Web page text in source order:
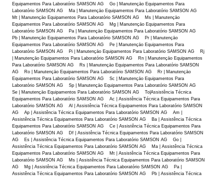
Equipamentos Para Laboratório SAMSON AG Go | Manutençāo Equipamentos Para
Laboratório SAMSON AG Ma | Manutençāo Equipamentos Para Laboratório SAMSON AG
Mt | Manutençāo Equipamentos Para Laboratório SAMSON AG Ms | Manutençāo
Equipamentos Para Laboratório SAMSON AG Mg | Manutençāo Equipamentos Para
Laboratório SAMSON AG Pa | Manutençāo Equipamentos Para Laboratório SAMSON AG
Pb | Manutençāo Equipamentos Para Laboratório SAMSON AG Pr | Manutençāo
Equipamentos Para Laboratório SAMSON AG Pe | Manutençāo Equipamentos Para
Laboratório SAMSON AG Pi | Manutençāo Equipamentos Para Laboratório SAMSON AG Rj
| Manutençāo Equipamentos Para Laboratório SAMSON AG Rn | Manutençāo Equipamentos
Para Laboratório SAMSON AG Rs | Manutençāo Equipamentos Para Laboratório SAMSON
AG Ro | Manutençāo Equipamentos Para Laboratório SAMSON AG Rr | Manutençāo
Equipamentos Para Laboratório SAMSON AG Sc | Manutençāo Equipamentos Para
Laboratório SAMSON AG Sp | Manutençāo Equipamentos Para Laboratório SAMSON AG
Se | Manutençāo Equipamentos Para Laboratório SAMSON AG To|Assistência Técnica
Equipamentos Para Laboratório SAMSON AG Ac | Assistência Técnica Equipamentos Para
Laboratório SAMSON AG Al | Assistência Técnica Equipamentos Para Laboratório SAMSON
AG Ap | Assistência Técnica Equipamentos Para Laboratório SAMSON AG Am |
Assistência Técnica Equipamentos Para Laboratório SAMSON AG Ba | Assistência Técnica
Equipamentos Para Laboratório SAMSON AG Ce | Assistência Técnica Equipamentos Para
Laboratório SAMSON AG Df | Assistência Técnica Equipamentos Para Laboratório SAMSON
AG Es | Assistência Técnica Equipamentos Para Laboratório SAMSON AG Go |
Assistência Técnica Equipamentos Para Laboratório SAMSON AG Ma | Assistência Técnica
Equipamentos Para Laboratório SAMSON AG Mt | Assistência Técnica Equipamentos Para
Laboratório SAMSON AG Ms | Assistência Técnica Equipamentos Para Laboratório SAMSON
AG Mg | Assistência Técnica Equipamentos Para Laboratório SAMSON AG Pa |
Assistência Técnica Equipamentos Para Laboratório SAMSON AG Pb | Assistência Técnica